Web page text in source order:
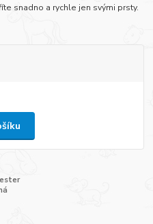
snadno a rychle jen svými prsty.